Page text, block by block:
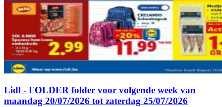
Lidl - FOLDER folder voor volgende week van
maandag 20/07/2026 tot zaterdag 25/07/2026